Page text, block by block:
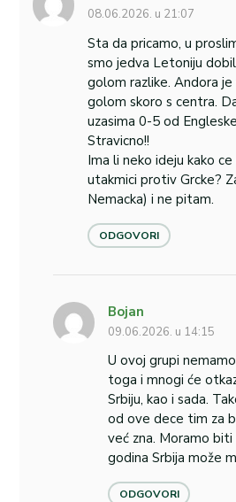
08.06.2026. u 21:07
Sta da pricamo, u
smo jedva Letoniju
golom razlike. Andora
golom skoro s centra.
uzasima 0-5 od
Stravicno!!
Ima li neko ideju kako
utakmici protiv Grcke?
Nemacka) i ne pitam.
ODGOVORI
Bojan
09.06.2026. u 14:15
U ovoj grupi
toga i mnogi će
Srbiju, kao i sada.
od ove dece tim za
već zna. Moramo
godina Srbija može
ODGOVORI